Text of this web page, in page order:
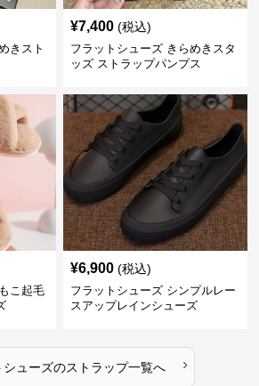
きスト
¥7,400 (税込)
フラットシューズ きらめきスタ
ッズ ストラップパンプス
こ起毛
¥6,900 (税込)
フラットシューズ シンプルレー
スアップレインシューズ
シューズのストラップ一覧へ ›